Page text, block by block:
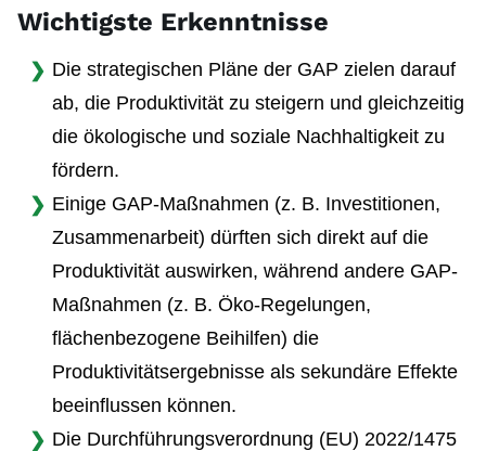
Wichtigste Erkenntnisse
Die strategischen Pläne der GAP zielen darauf
ab, die Produktivität zu steigern und gleichzeitig
die ökologische und soziale Nachhaltigkeit zu
fördern.
Einige GAP-Maßnahmen (z. B. Investitionen,
Zusammenarbeit) dürften sich direkt auf die
Produktivität auswirken, während andere GAP-
Maßnahmen (z. B. Öko-Regelungen,
flächenbezogene Beihilfen) die
Produktivitätsergebnisse als sekundäre Effekte
beeinflussen können.
Die Durchführungsverordnung (EU) 2022/1475